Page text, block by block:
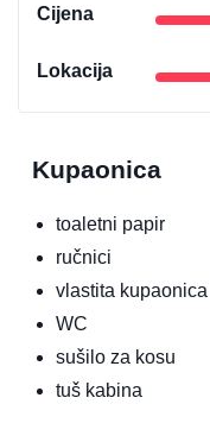
Cijena
Lokacija
Kupaonica
toaletni papir
ručnici
vlastita kupaonica
WC
sušilo za kosu
tuš kabina